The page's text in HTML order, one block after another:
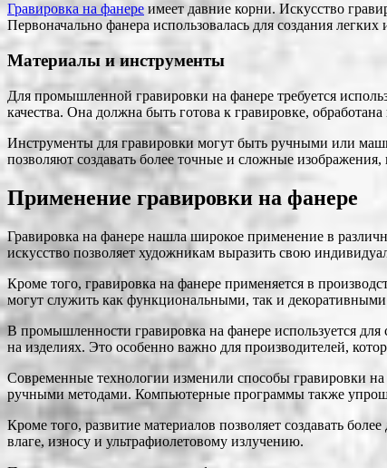
Гравировка на фанере имеет давние корни. Искусство
Первоначально фанера использовалась для создания
Материалы и инструменты
Для промышленной гравировки на фанере требуется
качества. Она должна быть готова к гравировке,
Инструменты для гравировки могут быть ручными или
позволяют создавать более точные и сложные
Применение гравировки на фанере
Гравировка на фанере нашла широкое применение в
искусство позволяет художникам выразить свою
Кроме того, гравировка на фанере применяется в
могут служить как функциональными, так и декоративными
В промышленности гравировка на фанере используется
на изделиях. Это особенно важно для производителей,
Современные технологии изменили способы гравировки
ручными методами. Компьютерные программы также
Кроме того, развитие материалов позволяет создавать
влаге, износу и ультрафиолетовому излучению.